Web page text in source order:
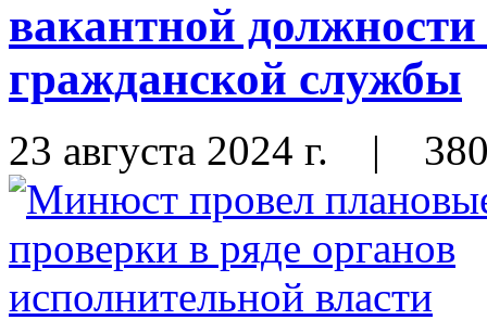
вакантной должности
гражданской службы
23 августа 2024 г. |